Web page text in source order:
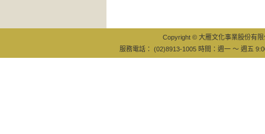
Copyright © 大雁文化事業股份有
服務電話： (02)8913-1005 時間：週一 ～ 週五